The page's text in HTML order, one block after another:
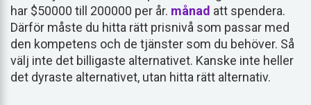
har $50000 till 200000 per år. månad att spendera.
Därför måste du hitta rätt prisnivå som passar med
den kompetens och de tjänster som du behöver. Så
välj inte det billigaste alternativet. Kanske inte heller
det dyraste alternativet, utan hitta rätt alternativ.